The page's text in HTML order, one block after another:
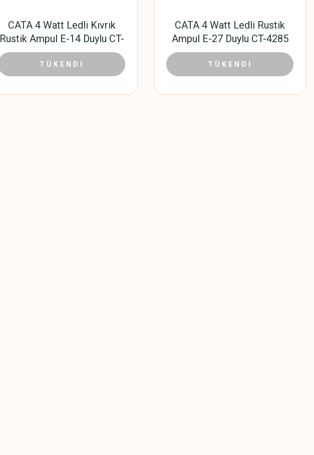
CATA 4 Watt Ledli Kıvrık
Rustik Ampul E-14 Duylu CT-
4281
91,20 TL 41,04 TL
TÜKENDİ
CATA 4 Watt Ledli Rustik
Ampul E-27 Duylu CT-4285
132,00 TL 59,40 TL
TÜKENDİ